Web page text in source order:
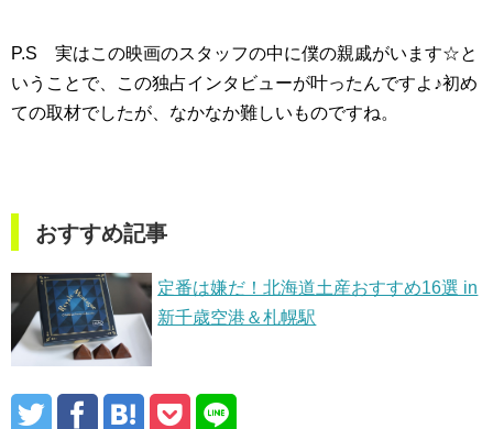
P.S 実はこの映画のスタッフの中に僕の親戚がいます☆と
いうことで、この独占インタビューが叶ったんですよ♪初め
ての取材でしたが、なかなか難しいものですね。
おすすめ記事
定番は嫌だ！北海道土産おすすめ16選 in
新千歳空港＆札幌駅